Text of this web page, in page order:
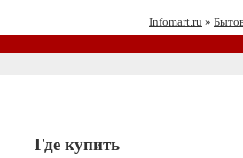
Infomart.ru »
Где купить